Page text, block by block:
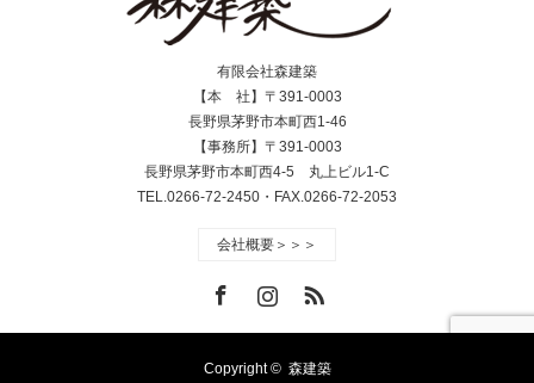
有限会社森建築
【本 社】〒391-0003
長野県茅野市本町西1-46
【事務所】〒391-0003
長野県茅野市本町西4-5 丸上ビル1-C
TEL.0266-72-2450・FAX.0266-72-2053
会社概要＞＞＞
Copyright © 森建築